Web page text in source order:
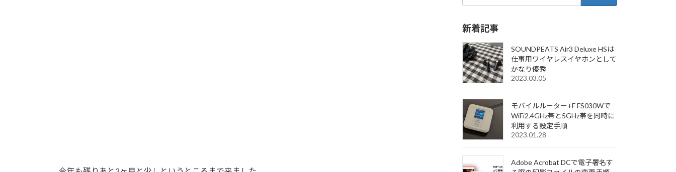
新着記事
SOUNDPEATS Air3 Deluxe HSは
仕事用ワイヤレスイヤホンとして
かなり優秀
2023.03.05
モバイルルーター+F FS030Wで
WiFi2.4GHz帯と5GHz帯を同時に
利用する設定手順
2023.01.28
Adobe Acrobat DCで電子署名す